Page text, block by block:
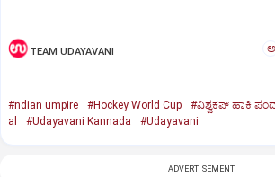
TEAM UDAYAVANI ಅ
#ndian umpire #Hockey World Cup #ವಿಶ್ವಕಪ್‌ ಹಾಕಿ
al
#Udayavani Kannada #Udayavani
ADVERTISEMENT